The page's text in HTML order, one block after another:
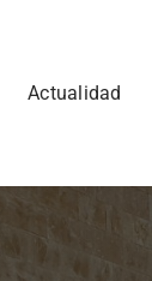
Actualidad